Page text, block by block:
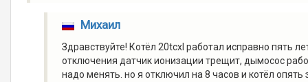
Михаил
Здравствуйте! Котёл 20tcxl работал исправно пять
отключения датчик ионизации трещит, дымосос
надо менять. но я отключил на 8 часов и котёл